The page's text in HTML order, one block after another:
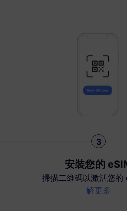
3
安裝您的
掃描二維碼以激活您的
解更多